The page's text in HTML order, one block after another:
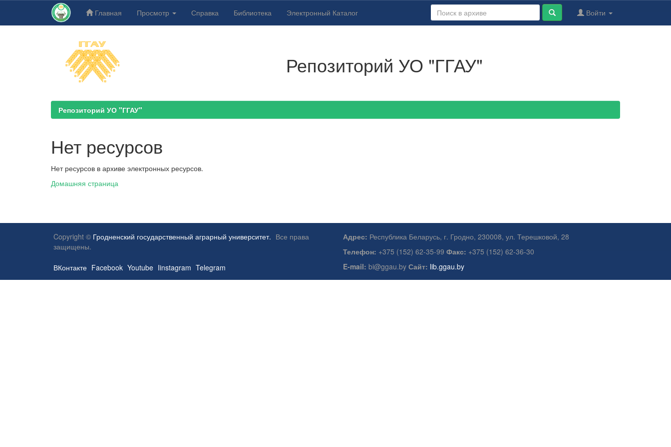
Главная Просмотр Справка Библиотека Электронный Каталог Войти
Репозиторий УО "ГГАУ"
Репозиторий УО "ГГАУ"
Нет ресурсов
Нет ресурсов в архиве электронных ресурсов.
Домашняя страница
Copyright © Гродненский государственный аграрный университет. Все права
защищены.
ВКонтакте Facebook Youtube Iinstagram Telegram
Адрес: Республика Беларусь, г. Гродно, 230008, ул. Терешковой, 28
Телефон: +375 (152) 62-35-99 Факс: +375 (152) 62-36-30
E-mail: bi@ggau.by Сайт: lib.ggau.by